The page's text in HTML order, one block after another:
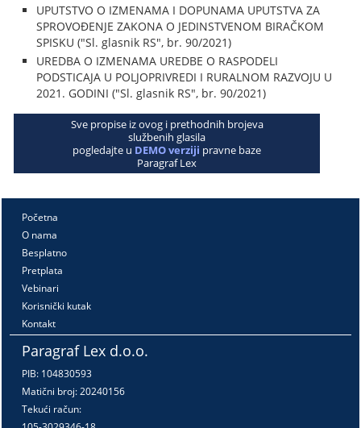
UPUTSTVO O IZMENAMA I DOPUNAMA UPUTSTVA ZA
SPROVOĐENJE ZAKONA O JEDINSTVENOM BIRAČKOM
SPISKU ("Sl. glasnik RS", br. 90/2021)
UREDBA O IZMENAMA UREDBE O RASPODELI
PODSTICAJA U POLJOPRIVREDI I RURALNOM RAZVOJU U
2021. GODINI ("Sl. glasnik RS", br. 90/2021)
Sve propise iz ovog i prethodnih brojeva
službenih glasila
pogledajte u DEMO verziji pravne baze
Paragraf Lex
Početna
O nama
Besplatno
Pretplata
Vebinari
Korisnički kutak
Kontakt
Paragraf Lex d.o.o.
PIB: 104830593
Matični broj: 20240156
Tekući račun: